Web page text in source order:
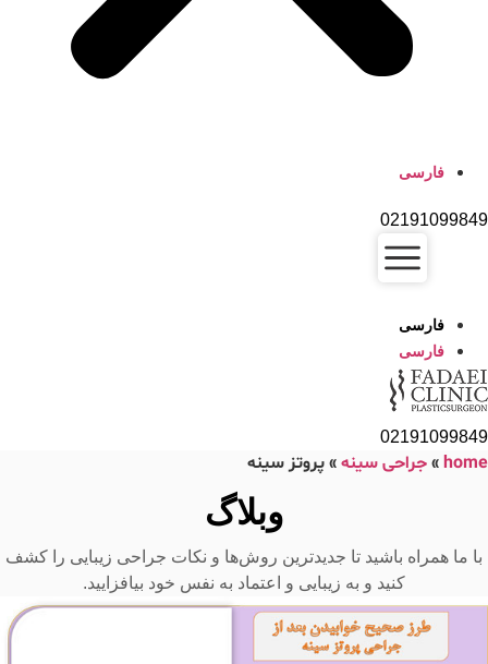
فارسی
02191099849
فارسی
فارسی
02191099849
home
»جراحی سینه»پروتز سینه
وبلاگ
با ما همراه باشید تا جدیدترین روش‌ها و نکات جراحی زیبایی را کشف
کنید و به زیبایی و اعتماد به نفس خود بیافزایید.